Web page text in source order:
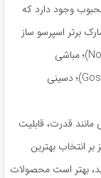
وجود دارد که
برتر اسپرسو ساز
خانگی را معرفی می‌کنم: دلونگی (DeLonghi)؛ نوا (Nova)؛ مباشی
(Mebashi)؛ نسپرسو (Nespresso)؛ گوسونیک (Gosonic)؛ دسینی
قدرت، قابلیت
انتخاب بهترین
بهتر است محصولات